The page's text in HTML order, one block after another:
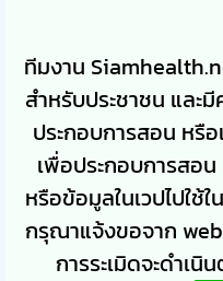
ทีมงาน
สำหรับประชาชน และ
ประกอบการสอน หรื
เพื่อประกอบการสอ
หรือข้อมูลในเวปไปใ
กรุณาแจ้งขอจาก
การระเมิดจะดำเ